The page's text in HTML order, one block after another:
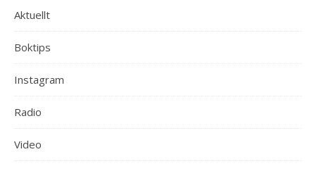
Aktuellt
Boktips
Instagram
Radio
Video